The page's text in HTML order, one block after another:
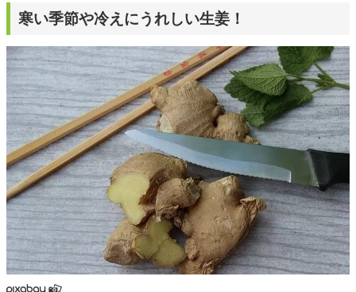
寒い季節や冷えにうれしい生姜！